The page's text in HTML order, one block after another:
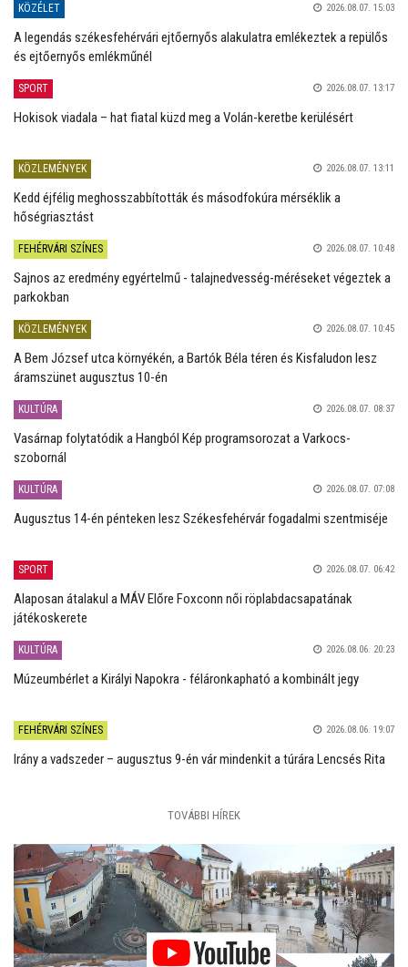
KÖZÉLET 2026.08.07. 15:03
A legendás székesfehérvári ejtőernyős alakulatra emlékeztek a repülős
és ejtőernyős emlékműnél
SPORT 2026.08.07. 13:17
Hokisok viadala – hat fiatal küzd meg a Volán-keretbe kerülésért
KÖZLEMÉNYEK 2026.08.07. 13:11
Kedd éjfélig meghosszabbították és másodfokúra mérséklik a
hőségriasztást
FEHÉRVÁRI SZÍNES 2026.08.07. 10:48
Sajnos az eredmény egyértelmű - talajnedvesség-méréseket végeztek a
parkokban
KÖZLEMÉNYEK 2026.08.07. 10:45
A Bem József utca környékén, a Bartók Béla téren és Kisfaludon lesz
áramszünet augusztus 10-én
KULTÚRA 2026.08.07. 08:37
Vasárnap folytatódik a Hangból Kép programsorozat a Varkocs-
szobornál
KULTÚRA 2026.08.07. 07:08
Augusztus 14-én pénteken lesz Székesfehérvár fogadalmi szentmiséje
SPORT 2026.08.07. 06:42
Alaposan átalakul a MÁV Előre Foxconn női röplabdacsapatának
játékoskerete
KULTÚRA 2026.08.06. 20:23
Múzeumbérlet a Királyi Napokra - féláronkapható a kombinált jegy
FEHÉRVÁRI SZÍNES 2026.08.06. 19:07
Irány a vadszeder – augusztus 9-én vár mindenkit a túrára Lencsés Rita
TOVÁBBI HÍREK